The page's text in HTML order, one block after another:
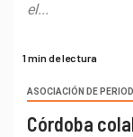
el...
1 min de lectura
ASOCIACIÓN DE
Córdoba